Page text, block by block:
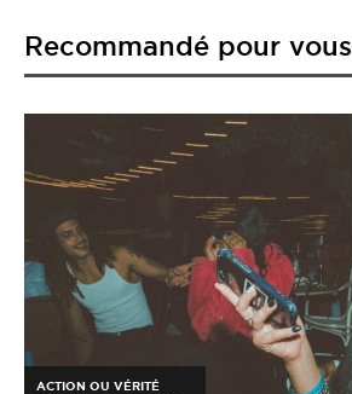
Recommandé pour vous
ACTION OU VÉRITÉ